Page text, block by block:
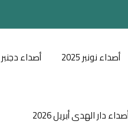
أصداء نونبر 2025 أصداء دجنبر 2025
دار الهدى أبريل 2026